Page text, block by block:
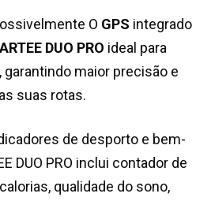
O GPS integrado
DUO PRO ideal para
garantindo maior precisão e
suas rotas.
de desporto e bem-
DUO PRO inclui contador de
qualidade do sono,